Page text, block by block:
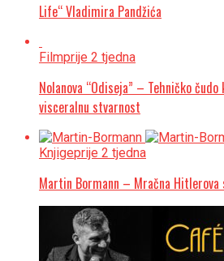
Life“ Vladimira Pandžića
Filmprije 2 tjedna
Nolanova “Odiseja” – Tehničko
visceralnu stvarnost
Knjigeprije 2 tjedna
Martin Bormann – Mračna Hitlerova